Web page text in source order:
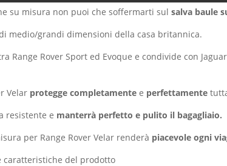
su misura non puoi che soffermarti sulsalva baule
medio/grandi dimensioni della casa britannica.
Range Rover Sport ed Evoque e condivide con
Velar protegge completamente e perfettamente
resistente e manterrà perfetto e pulito il bagagliaio.
per Range Rover Velar renderà piacevole ogni
caratteristiche del prodotto